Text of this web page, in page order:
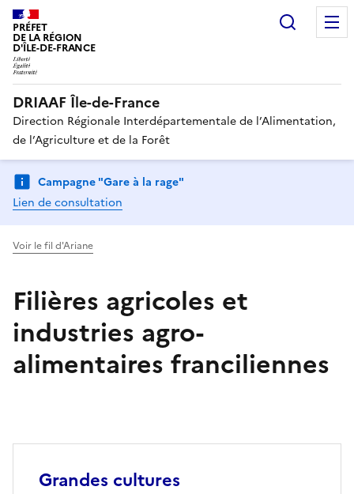
PRÉFET
DE LA RÉGION
D'ÎLE-DE-FRANCE
DRIAAF Île-de-France
Direction Régionale Interdépartementale de l’Alimentation,
de l’Agriculture et de la Forêt
Campagne "Gare à la rage"
Lien de consultation
Voir le fil d'Ariane
Filières agricoles et
industries agro-
alimentaires franciliennes
Grandes cultures